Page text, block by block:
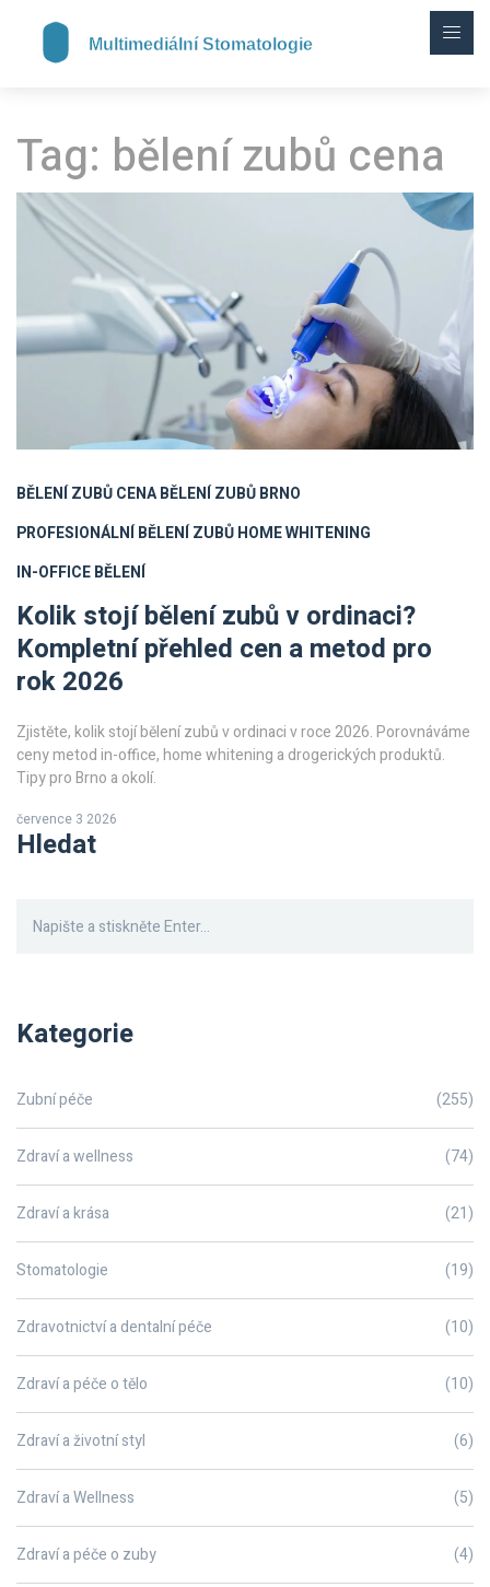
Tag: bělení zubů cena
BĚLENÍ ZUBŮ CENABĚLENÍ ZUBŮ BRNO
PROFESIONÁLNÍ BĚLENÍ ZUBŮHOME WHITENING
IN-OFFICE BĚLENÍ
Kolik stojí bělení zubů v ordinaci?
Kompletní přehled cen a metod pro
rok 2026
Zjistěte, kolik stojí bělení zubů v ordinaci v roce 2026. Porovnáváme
ceny metod in-office, home whitening a drogerických produktů.
Tipy pro Brno a okolí.
července 3 2026
Hledat
Kategorie
Zubní péče (255)
Zdraví a wellness (74)
Zdraví a krása (21)
Stomatologie (19)
Zdravotnictví a dentalní péče (10)
Zdraví a péče o tělo (10)
Zdraví a životní styl (6)
Zdraví a Wellness (5)
Zdraví a péče o zuby (4)